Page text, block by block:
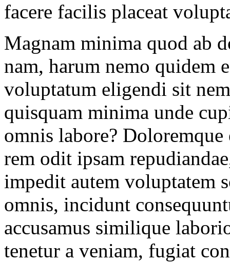
facere facilis placeat
Magnam minima quod ab
nam, harum nemo quidem
voluptatum eligendi sit
quisquam minima unde
omnis labore?
rem odit ipsam
impedit autem voluptatem
omnis, incidunt
accusamus similique
tenetur a veniam, fugiat